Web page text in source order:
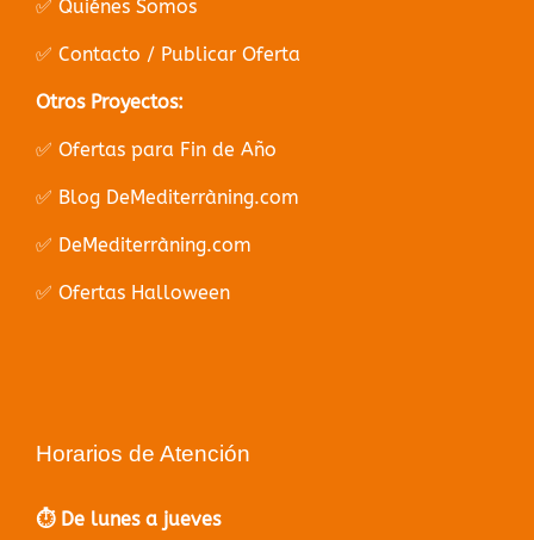
✅ Quiénes Somos
✅ Contacto / Publicar Oferta
Otros Proyectos:
✅ Ofertas para Fin de Año
✅ Blog DeMediterràning.com
✅ DeMediterràning.com
✅ Ofertas Halloween
Horarios de Atención
⏱️ De lunes a jueves